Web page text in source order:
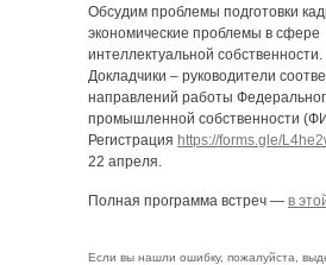
Обсудим проблемы подготовки
экономические проблемы в сфере
интеллектуальной собственности.
Докладчики – руководители
направлений работы
промышленной собственности
Регистрация https://forms.gle/
22 апреля.
Полная программа встреч — в
Если вы нашли ошибку, пожалуйста,